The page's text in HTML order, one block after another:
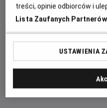
ZAPROŚ ZNAJOMYCH
treści, opinie odbiorców i
Lista Zaufanych Partnerów
USTAWIENIA